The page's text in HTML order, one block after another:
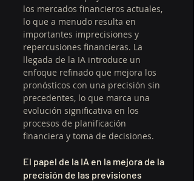
los mercados financieros actuales,
lo que a menudo resulta en
importantes imprecisiones y
repercusiones financieras. La
llegada de la IA introduce un
enfoque refinado que mejora los
pronósticos con una precisión sin
precedentes, lo que marca una
evolución significativa en los
procesos de planificación
financiera y toma de decisiones.
El papel de la IA en la mejora de la
precisión de las previsiones